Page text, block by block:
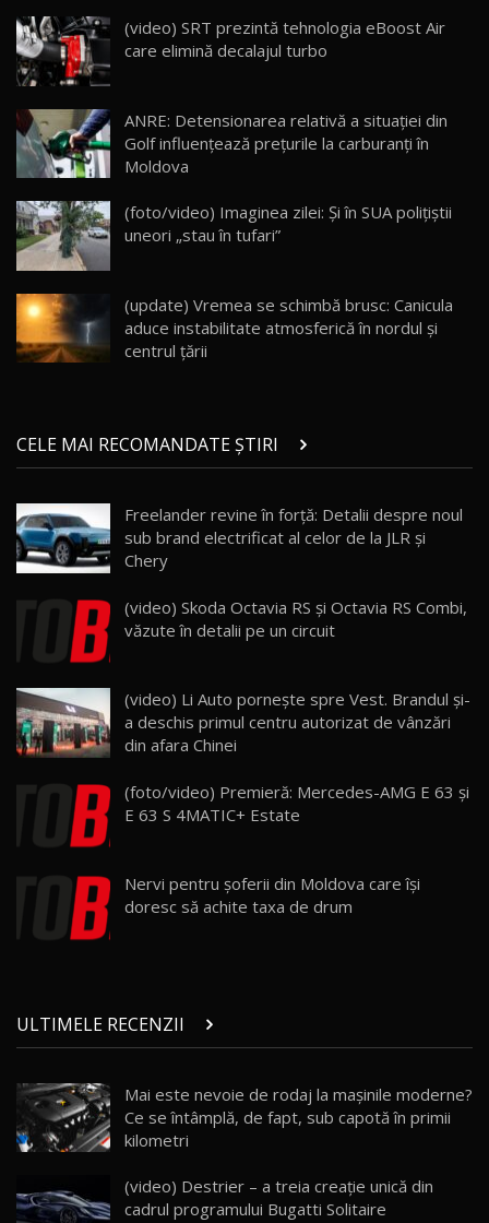
16
AutoBlogMD
13:10
17 20:06
Va fi modelul nr.1 BYD în Moldova? BYD Seal U
30:08
AutoBlog.MD
23:36
20
Noul ZEEKR 7X / Test Drive AutoBlog.MD
29:08
21
Micul BYD Dolphin Surf / Test Drive
AutoBlog.MD
16:59
22
Noua Mazda 6e / Test Drive AutoBlog.MD
26:59
Lynk & Co 01 / Test Drive AutoBlog.MD
25:19
ZEEKR 009: Cel mai Performant și Confortabil
Van Electric Testat în Moldova / AutoBlog.MD
26:38
mai Exclusiv și Puternic Defender Testat în
Moldova
32:21
AutoBlog.MD
10:57
28
Noul Geely Monjaro 2025! Mai ieftin și mai
dotat / Test Drive AutoBlog.MD
29
ZEEKR 9X - PRIMUL TEST DRIVE ÎN ROMÂNĂ!
CUM SE CONDUCE?
33:40
30
Primele impresii despre BYD Seal U DM-i,
Sealion 7 și Seal 5 DM-i / Test Drive
(video) SRT prezintă tehnologia eBoost Air
care elimină decalajul turbo
ANRE: Detensionarea relativă a situației din
Golf influențează prețurile la carburanți în
Moldova
(foto/video) Imaginea zilei: Și în SUA polițiștii
uneori „stau în tufari”
(update) Vremea se schimbă brusc: Canicula
aduce instabilitate atmosferică în nordul și
centrul țării
CELE MAI RECOMANDATE ȘTIRI
Freelander revine în forță: Detalii despre noul
sub brand electrificat al celor de la JLR și
Chery
(video) Skoda Octavia RS şi Octavia RS Combi,
văzute în detalii pe un circuit
(video) Li Auto pornește spre Vest. Brandul și-
a deschis primul centru autorizat de vânzări
din afara Chinei
(foto/video) Premieră: Mercedes-AMG E 63 şi
E 63 S 4MATIC+ Estate
Nervi pentru șoferii din Moldova care își
doresc să achite taxa de drum
ULTIMELE RECENZII
Mai este nevoie de rodaj la mașinile moderne?
Ce se întâmplă, de fapt, sub capotă în primii
kilometri
(video) Destrier – a treia creație unică din
cadrul programului Bugatti Solitaire